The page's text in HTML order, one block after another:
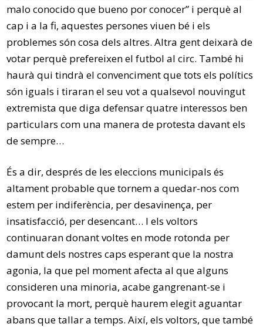
malo conocido que bueno por conocer” i perquè al
cap i a la fi, aquestes persones viuen bé i els
problemes són cosa dels altres. Altra gent deixarà de
votar perquè prefereixen el futbol al circ. També hi
haurà qui tindrà el convenciment que tots els polítics
són iguals i tiraran el seu vot a qualsevol nouvingut
extremista que diga defensar quatre interessos ben
particulars com una manera de protesta davant els
de sempre…
És a dir, després de les eleccions municipals és
altament probable que tornem a quedar-nos com
estem per indiferència, per desavinença, per
insatisfacció, per desencant… I els voltors
continuaran donant voltes en mode rotonda per
damunt dels nostres caps esperant que la nostra
agonia, la que pel moment afecta al que alguns
consideren una minoria, acabe gangrenant-se i
provocant la mort, perquè haurem elegit aguantar
abans que tallar a temps. Així, els voltors, que també